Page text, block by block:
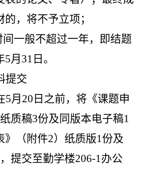
，将不予立项；
间一般不超过一年，即结题
月31日。
提交
5月20日之前，将《课题申
质稿3份及同版本电子稿1
》（附件2）纸质版1份及
提交至勤学楼206-1办公